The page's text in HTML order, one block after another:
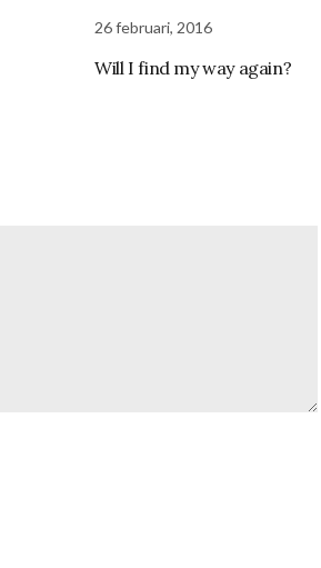
26 februari, 2016
Will I find my way again?